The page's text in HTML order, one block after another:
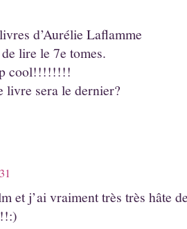
d’Aurélie Laflamme
lire le 7e tomes.
cool!!!!!!!!
livre sera le dernier?
et j’ai vraiment très très hâte